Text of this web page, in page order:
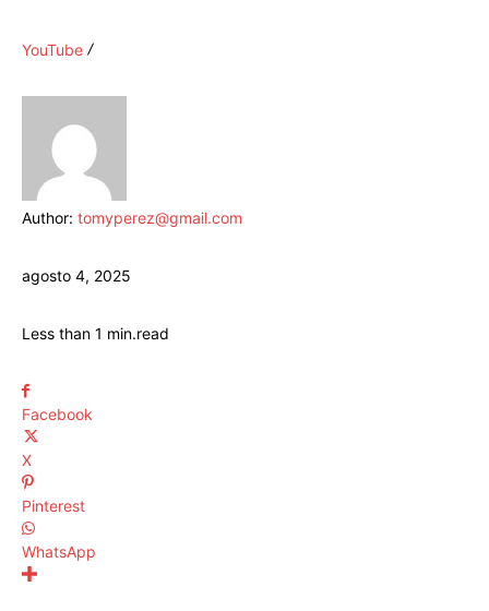
YouTube
Author: tomyperez@gmail.com
agosto 4, 2025
Less than 1 min.read
Facebook
X
Pinterest
WhatsApp